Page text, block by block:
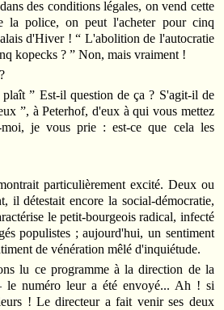
des conditions légales, on vend cette
la police, on peut l'acheter pour cinq
d'Hiver ! “ L'abolition de l'autocratie
kopecks ? ” Non, mais vraiment !
” Est‑il question de ça ? S'agit‑il de
”, à Peterhof, d'eux à qui vous mettez
je vous prie : est‑ce que cela les
particulièrement excité. Deux ou
il détestait encore la social-démocratie,
le petit‑bourgeois radical, infecté
populistes ; aujourd'hui, un sentiment
de vénération mêlé d'inquiétude.
lu ce programme à la direction de la
le numéro leur a été envoyé... Ah ! si
! Le directeur a fait venir ses deux